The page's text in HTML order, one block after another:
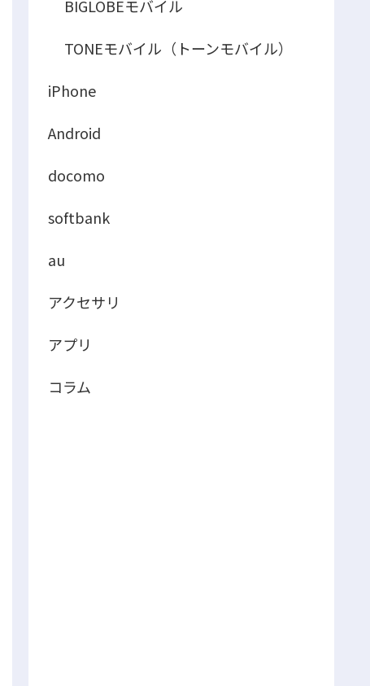
BIGLOBEモバイル
TONEモバイル（トーンモバイル）
iPhone
Android
docomo
softbank
au
アクセサリ
アプリ
コラム